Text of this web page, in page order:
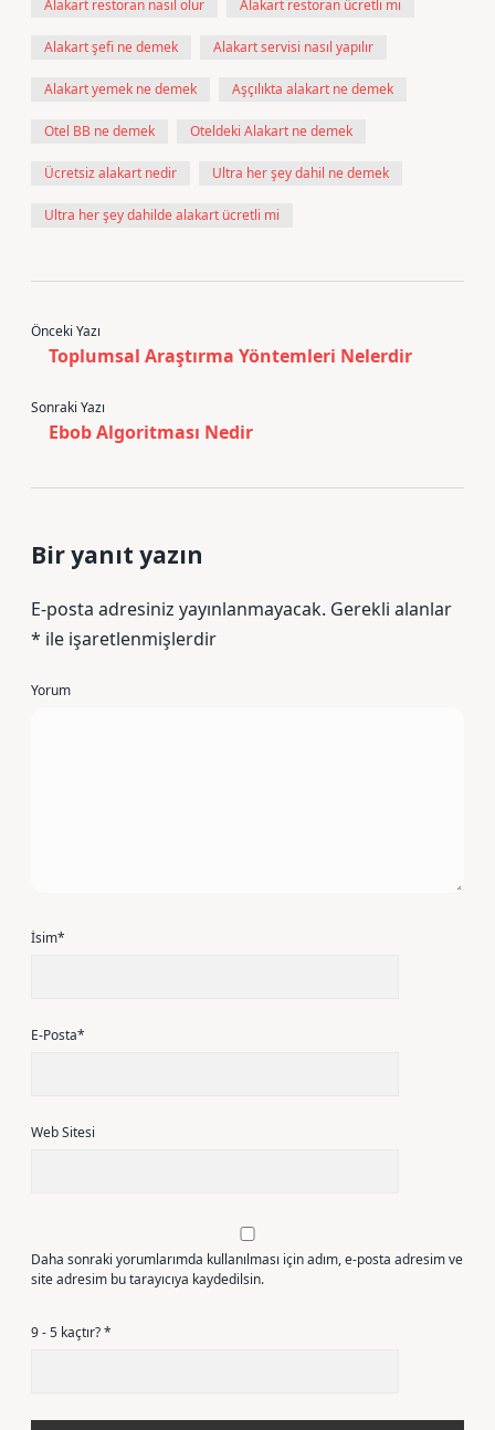
Alakart restoran nasıl olur Alakart restoran ücretli mi
Alakart şefi ne demek Alakart servisi nasıl yapılır
Alakart yemek ne demek Aşçılıkta alakart ne demek
Otel BB ne demek Oteldeki Alakart ne demek
Ücretsiz alakart nedir Ultra her şey dahil ne demek
Ultra her şey dahilde alakart ücretli mi
Önceki Yazı
Toplumsal Araştırma Yöntemleri Nelerdir
Sonraki Yazı
Ebob Algoritması Nedir
Bir yanıt yazın
E-posta adresiniz yayınlanmayacak. Gerekli alanlar
* ile işaretlenmişlerdir
Yorum
İsim*
E-Posta*
Web Sitesi
Daha sonraki yorumlarımda kullanılması için adım, e-posta adresim ve
site adresim bu tarayıcıya kaydedilsin.
9 - 5 kaçtır?*